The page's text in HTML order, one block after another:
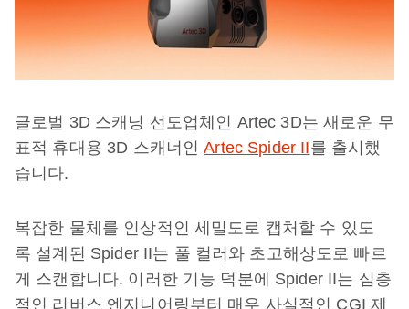
글로벌 3D 스캐닝 선도업체인 Artec 3D는 새로운 무
표적 휴대용 3D 스캐너인Artec Spider II를 출시했
습니다.
복잡한 물체를 인상적인 세밀도로 캡처할 수 있도
록 설계된 Spider II는 풀 컬러와 초고해상도로 빠르
게 스캔합니다. 이러한 기능 덕분에 Spider II는 심층
적인 리버스 엔지니어링부터 매우 사실적인 CGI 제